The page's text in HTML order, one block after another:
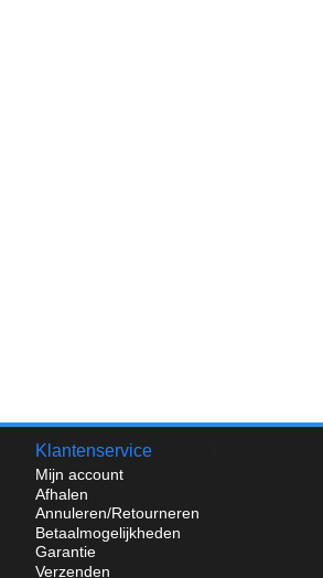
Klantenservice
Mijn account
Afhalen
Annuleren/Retourneren
Betaalmogelijkheden
Garantie
Verzenden